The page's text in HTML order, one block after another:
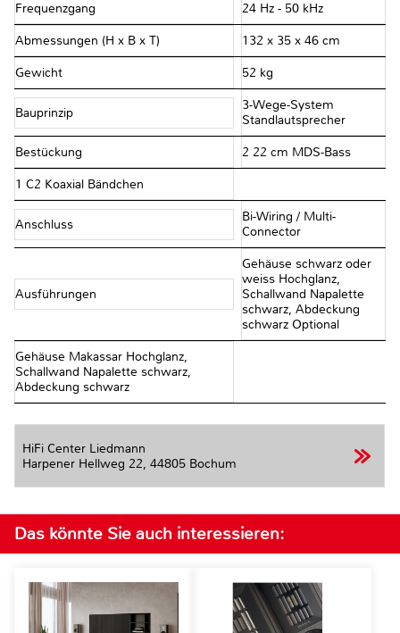
Frequenzgang 24 Hz - 50 kHz
Abmessungen (H x B x T) 132 x 35 x 46 cm
Gewicht 52 kg
Bauprinzip
3-Wege-System
Standlautsprecher
Bestückung 2 22 cm MDS-Bass
1 C2 Koaxial Bändchen
Anschluss
Bi-Wiring / Multi-
Connector
Ausführungen
Gehäuse schwarz oder
weiss Hochglanz,
Schallwand Napalette
schwarz, Abdeckung
schwarz Optional
Gehäuse Makassar Hochglanz,
Schallwand Napalette schwarz,
Abdeckung schwarz
HiFi Center Liedmann
Harpener Hellweg 22, 44805 Bochum
Das könnte Sie auch interessieren: